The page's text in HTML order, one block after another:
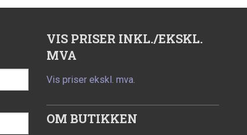
VIS PRISER INKL./EKSKL.
MVA
Vis priser ekskl. mva.
OM BUTIKKEN